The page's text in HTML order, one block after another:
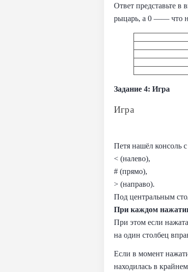
Ответ представьте в
рыцарь, а 0 —— что
Задание 4: Игра
Игра
Петя нашёл консоль
< (налево),
# (прямо),
> (направо).
Под центральным
При каждом
При этом если
на один столбец
Если в момент
находилась в